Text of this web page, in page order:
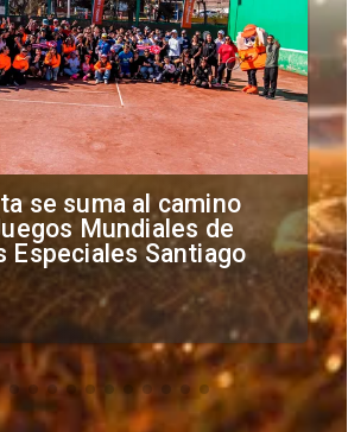
"Falta de
anuncia medidas
irregular de
extranjeros